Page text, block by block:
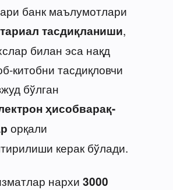
банк маълумотлари
тасдиқланиши,
билан эса нақд
китобни тасдиқловчи
бўлган
ҳисобварақ-
орқали
керак бўлади.
нархи 3000